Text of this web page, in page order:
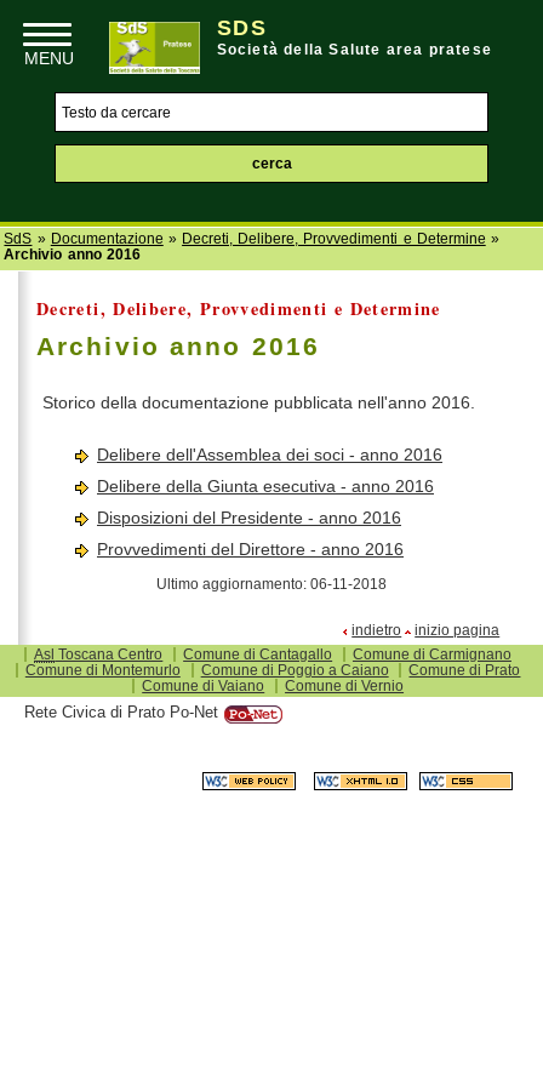
SDS
Società della Salute area pratese
SdS » Documentazione » Decreti, Delibere, Provvedimenti e Determine »
Archivio anno 2016
Decreti, Delibere, Provvedimenti e Determine
Archivio anno 2016
Storico della documentazione pubblicata nell'anno 2016.
Delibere dell'Assemblea dei soci - anno 2016
Delibere della Giunta esecutiva - anno 2016
Disposizioni del Presidente - anno 2016
Provvedimenti del Direttore - anno 2016
Ultimo aggiornamento: 06-11-2018
indietro
inizio pagina
Asl Toscana Centro Comune di Cantagallo
Comune di Carmignano
Comune di Montemurlo
Comune di Poggio a Caiano
Comune di Prato
Comune di Vaiano
Comune di Vernio
Rete Civica di Prato Po-Net